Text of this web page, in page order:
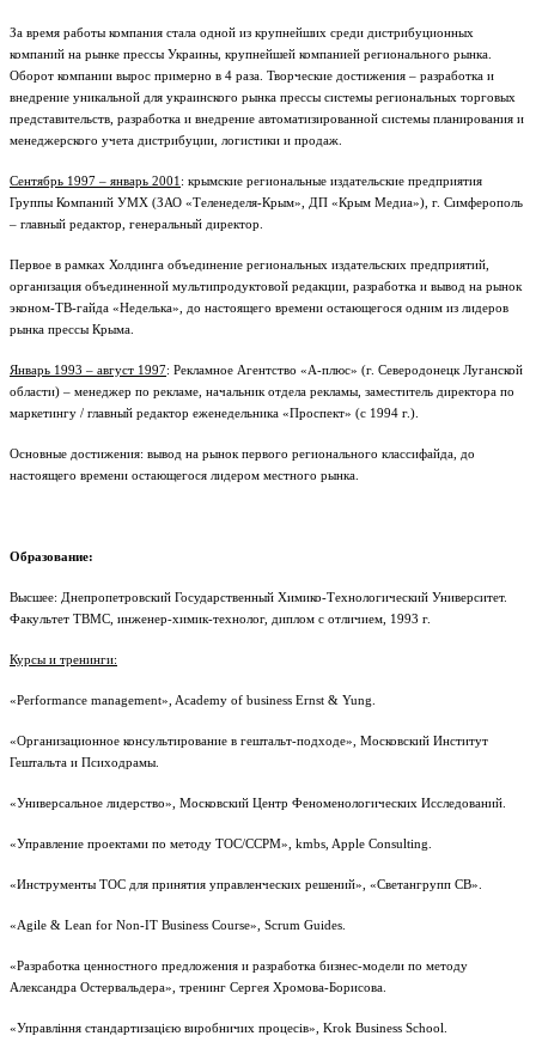
За время работы компания стала одной из крупнейших среди дистрибуционных
компаний на рынке прессы Украины, крупнейшей компанией регионального рынка.
Оборот компании вырос примерно в 4 раза. Творческие достижения – разработка и
внедрение уникальной для украинского рынка прессы системы региональных торговых
представительств, разработка и внедрение автоматизированной системы планирования и
менеджерского учета дистрибуции, логистики и продаж.
Сентябрь 1997 – январь 2001 : крымские региональные издательские предприятия
Группы Компаний УМХ (ЗАО «Теленеделя-Крым», ДП «Крым Медиа»), г. Симферополь
– главный редактор, генеральный директор.
Первое в рамках Холдинга объединение региональных издательских предприятий,
организация объединенной мультипродуктовой редакции, разработка и вывод на рынок
эконом-ТВ-гайда «Неделька», до настоящего времени остающегося одним из лидеров
рынка прессы Крыма.
Январь 1993 – август 1997: Рекламное Агентство «А-плюс» (г. Северодонецк Луганской
области) – менеджер по рекламе, начальник отдела рекламы, заместитель директора по
маркетингу / главный редактор еженедельника «Проспект» (с 1994 г.).
Основные достижения: вывод на рынок первого регионального классифайда, до
настоящего времени остающегося лидером местного рынка.
Образование:
Высшее: Днепропетровский Государственный Химико-Технологический Университет.
Факультет ТВМС, инженер-химик-технолог, диплом с отличием, 1993 г.
Курсы и тренинги:
«Performance management», Academy of business Ernst & Yung.
«Организационное консультирование в гештальт-подходе», Московский Институт
Гештальта и Психодрамы.
«Универсальное лидерство», Московский Центр Феноменологических Исследований.
«Управление проектами по методу ТОС/CCPM», kmbs, Apple Consulting.
«Инструменты ТОС для принятия управленческих решений», «Светангрупп СВ».
«Agile & Lean for Non-IT Business Course», Scrum Guides.
«Разработка ценностного предложения и разработка бизнес-модели по методу
Александра Остервальдера», тренинг Сергея Хромова-Борисова.
«Управління стандартизацією виробничих процесів», Krok Business School.